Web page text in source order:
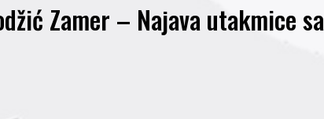
Zamer – Najava utakmice sa